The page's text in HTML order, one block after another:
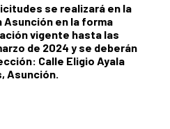
se realizará en la
Asunción en la forma
vigente hasta las
de 2024 y se deberán
Calle Eligio Ayala
Asunción.​